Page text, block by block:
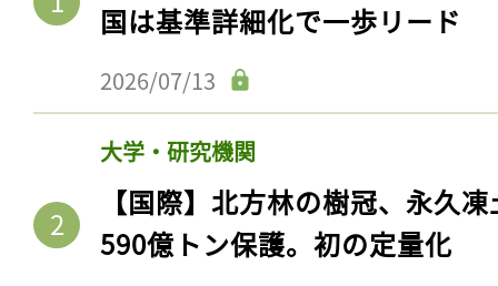
国は基準詳細化で一歩リード
2026/07/13
大学・研究機関
【国際】北方林の樹冠、永久
590億トン保護。初の定量化